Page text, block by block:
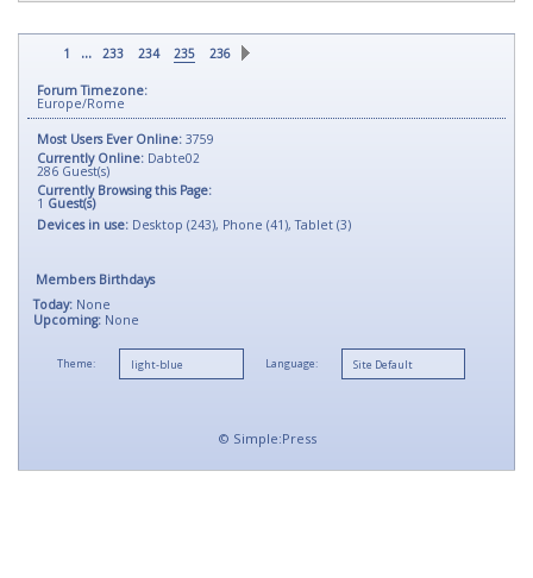
1 ... 233 234 235 236
Forum Timezone:
Europe/Rome
Most Users Ever Online: 3759
Currently Online: Dabte02
286 Guest(s)
Currently Browsing this Page:
1 Guest(s)
Devices in use: Desktop (243), Phone (41), Tablet (3)
Members Birthdays
Today: None
Upcoming: None
Theme: Language:
© Simple:Press